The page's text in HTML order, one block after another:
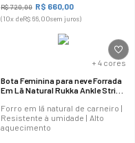
R$720,00 R$ 660,00
(10x deR$ 66,00sem juros)
+4 cores
Bota Feminina para neve Forrada
Em Lã Natural Rukka Ankle Strip
Forro em lã natural de carneiro |
Resistente à umidade | Alto
aquecimento